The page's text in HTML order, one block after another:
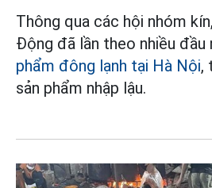
Thông qua các hội nhóm
Động đã lần theo nhiều đầu
phẩm đông lạnh tại Hà Nội,
sản phẩm nhập lậu.